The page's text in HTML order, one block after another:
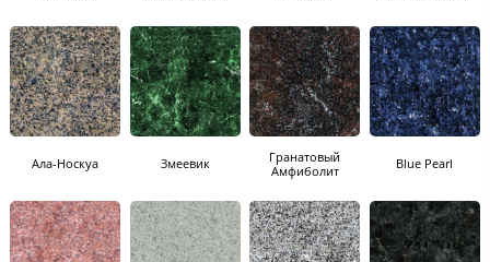
Ала-Носкуа Змеевик
Гранатовый
Амфиболит
Blue Pearl